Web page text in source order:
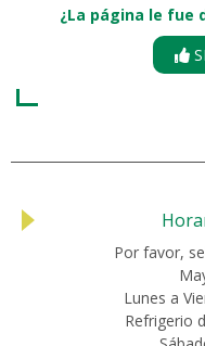
Rohelli
Excelente
envió al correo
¿La página le fue
SI
Por favor,
Lunes a
Refrigerio